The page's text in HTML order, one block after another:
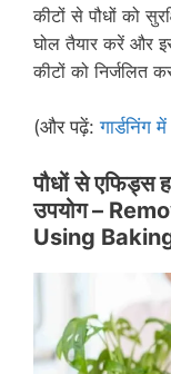
कीटों से पौधों को
घोल तैयार करें और
कीटों को निर्जलित
(और पढ़ें:गार्डनिंग
पौधों से एफिड्स
उपयोग –
Using